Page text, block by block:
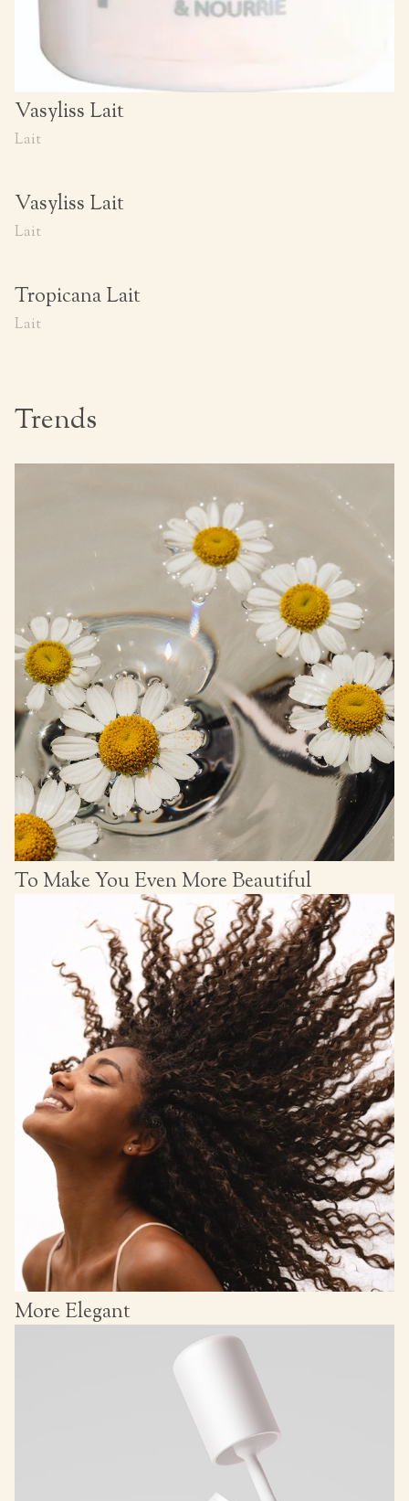
Vasyliss Lait
Lait
Vasyliss Lait
Lait
Tropicana Lait
Lait
Trends
To Make You Even More Beautiful
More Elegant